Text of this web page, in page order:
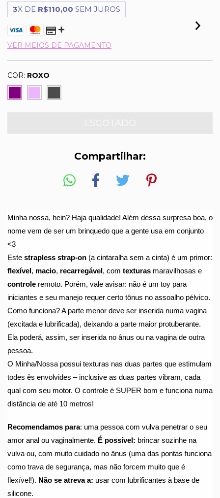
3X DE R$110,00 SEM JUROS
VER MEIOS DE PAGAMENTO
COR: ROXO
Compartilhar:
Minha nossa, hein? Haja qualidade! Além dessa surpresa boa, o
nome vem de ser um brinquedo que a gente usa em conjunto
<3
Este strapless strap-on
flexível, macio, recarregável, com texturas
controle remoto. Porém, vale avisar: não é um toy para
iniciantes e seu manejo requer certo tônus no assoalho pélvico.
Como funciona? A parte menor deve ser inserida numa vagina
(excitada e lubrificada), deixando a parte maior protuberante.
Ela poderá, assim, ser inserida no ânus ou na vagina de outra
pessoa.
O Minha/Nossa possui texturas nas duas partes que estimulam
todes ês envolvides – inclusive as duas partes vibram, cada
qual com seu motor. O controle é SUPER bom e funciona numa
distância de até 10 metros!
Recomendamos para: uma pessoa com vulva penetrar o seu
amor anal ou vaginalmente. É possível: brincar sozinhe na
vulva ou, com muito cuidado no ânus (uma das pontas funciona
como trava de segurança, mas não forcem muito que é
flexível!). Não se atreva a: usar com lubrificantes à base de
silicone.